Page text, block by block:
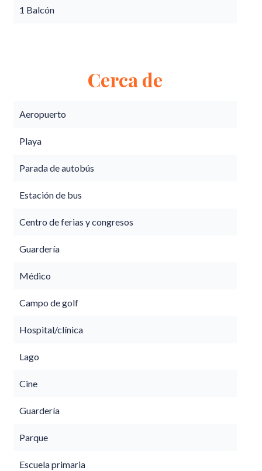
1 Balcón
Cerca de
Aeropuerto
Playa
Parada de autobús
Estación de bus
Centro de ferias y congresos
Guardería
Médico
Campo de golf
Hospital/clínica
Lago
Cine
Guardería
Parque
Escuela primaria